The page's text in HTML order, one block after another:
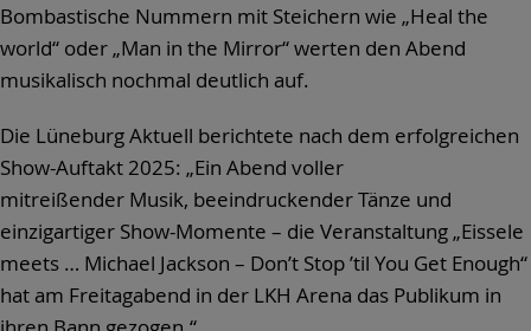
Bombastische Nummern mit Steichern wie „Heal the
world“ oder „Man in the Mirror“ werten den Abend
musikalisch nochmal deutlich auf.
Die Lüneburg Aktuell berichtete nach dem erfolgreichen
Show-Auftakt 2025: „Ein Abend voller
mitreißender Musik, beeindruckender Tänze und
einzigartiger Show-Momente – die Veranstaltung „Eissele
meets … Michael Jackson – Don’t Stop ’til You Get Enough“
hat am Freitagabend in der LKH Arena das Publikum in